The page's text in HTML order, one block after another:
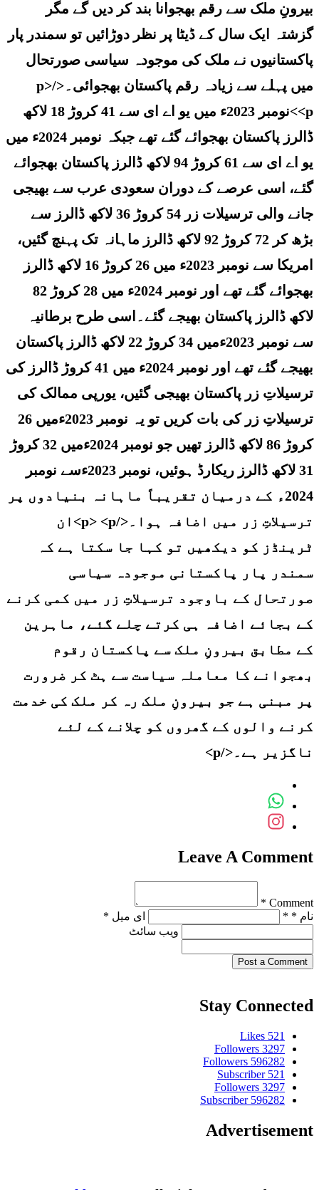
بیرونِ ملک سے رقم بھجوانا بند کر دیں گے مگر
گزشتہ ایک سال کے ڈیٹا پر نظر دوڑائیں تو سمندر پار
پاکستانیوں نے ملک کی موجودہ سیاسی صورتحال
میں پہلے سے زیادہ رقم پاکستان بھجوائی۔</p>
<p>نومبر 2023ء میں یو اے ای سے 41 کروڑ 18 لاکھ
ڈالرز پاکستان بھجوائے گئے تھے جبکہ نومبر 2024ء میں
یو اے ای سے 61 کروڑ 94 لاکھ ڈالرز پاکستان بھجوائے
گئے، اسی عرصے کے دوران سعودی عرب سے بھیجی
جانے والی ترسیلات زر 54 کروڑ 36 لاکھ ڈالرز سے
بڑھ کر 72 کروڑ 92 لاکھ ڈالرز ماہانہ تک پہنچ گئیں،
امریکا سے نومبر 2023ء میں 26 کروڑ 16 لاکھ ڈالرز
بھجوائے گئے تھے اور نومبر 2024ء میں 28 کروڑ 82
لاکھ ڈالرز پاکستان بھیجے گئے۔اسی طرح برطانیہ
سے نومبر 2023ءمیں 34 کروڑ 22 لاکھ ڈالرز پاکستان
بھیجے گئے تھے اور نومبر 2024ء میں 41 کروڑ ڈالرز کی
ترسیلاتِ زر پاکستان بھیجی گئیں، یورپی ممالک کی
ترسیلاتِ زر کی بات کریں تو یہ نومبر 2023ءمیں 26
کروڑ 86 لاکھ ڈالرز تھیں جو نومبر 2024ءمیں 32 کروڑ
31 لاکھ ڈالرز ریکارڈ ہوئیں، نومبر 2023ءسے نومبر
2024ء کے درمیان تقریباً ماہانہ بنیادوں پر
ترسیلاتِ زر میں اضافہ ہوا۔</p> <p>ان
ٹرینڈز کو دیکھیں تو کہا جا سکتا ہے کہ
سمندر پار پاکستانی موجودہ سیاسی
صورتحال کے باوجود ترسیلاتِ زر میں کمی کرنے
کے بجائے اضافہ ہی کرتے چلے گئے، ماہرین
کے مطابق بیرونِ ملک سے پاکستان رقوم
بھجوانے کا معاملہ سیاست سے ہٹ کر ضرورت
پر مبنی ہے جو بیرونِ ملک رہ کر ملک کی خدمت
کرنے والوں کے گھروں کو چلانے کے لئے
ناگزیر ہے۔</p>
Leave A Comment
Comment *
نام * *
ای میل *
ویب‌ سائٹ
Post a Comment
Stay Connected
521
Likes
3297
Followers
596282
Followers
521
Subscriber
3297
Followers
596282
Subscriber
Advertisement